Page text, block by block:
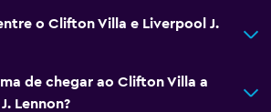
o Clifton Villa e Liverpool J.
de chegar ao Clifton Villa a
Lennon?